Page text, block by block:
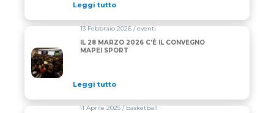
Leggi tutto
13 Febbraio 2026 / eventi
IL 28 MARZO 2026 C’È IL CONVEGNO
MAPEI SPORT
Leggi tutto
11 Aprile 2025 / basketball